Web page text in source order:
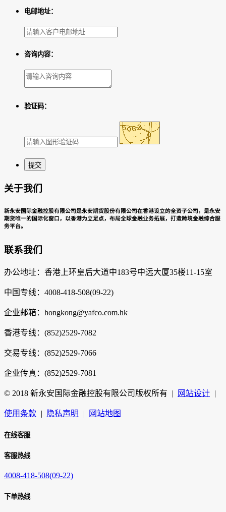
电邮地址：
咨询内容：
验证码：
关于我们
新永安国际金融控股有限公司是永安期货股份有限公司在香港设立的全资子公司，是永安
期货唯一的国际化窗口，以香港为立足点，布局全球金融业务拓展，打造跨境金融综合服
务平台。
联系我们
办公地址：香港上环皇后大道中183号中远大厦35楼11-15室
中国专线：4008-418-508(09-22)
企业邮箱：hongkong@yafco.com.hk
香港专线：(852)2529-7082
交易专线：(852)2529-7066
企业传真：(852)2529-7081
© 2018 新永安国际金融控股有限公司版权所有 | 网站设计 |
使用条款 | 隐私声明 | 网站地图
在线客服
客服热线
4008-418-508(09-22)
下单热线